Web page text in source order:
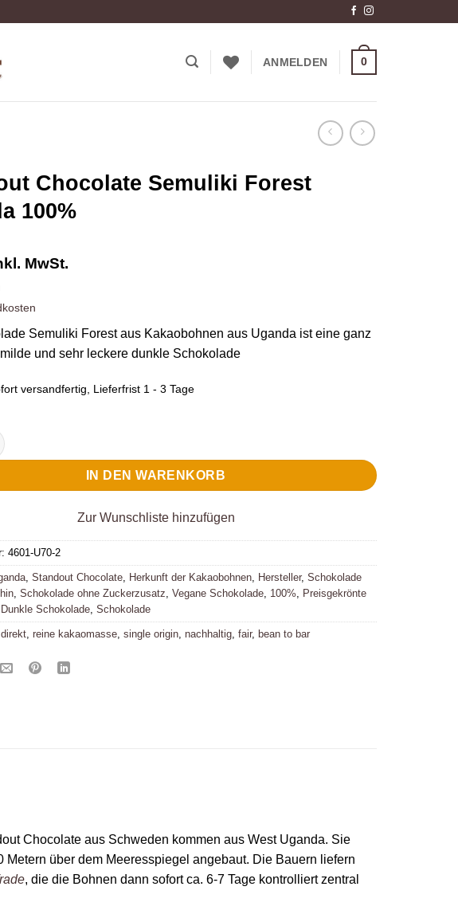
ANMELDEN 0
Chocolate Semuliki Forest
100%
MwSt.
Semuliki Forest aus Kakaobohnen aus Uganda ist eine ganz
und sehr leckere dunkle Schokolade
versandfertig, Lieferfrist 1 - 3 Tage
Semuliki Forest Uganda 100% Menge
IN DEN WARENKORB
Zur Wunschliste hinzufügen
4601-U70-2
Standout Chocolate Herkunft der Kakaobohnen Hersteller, Schokolade
Schokolade ohne Zuckerzusatz Vegane Schokolade 100%
Preisgekrönte
Dunkle Schokolade Schokolade
direkt reine kakaomasse single origin nachhaltig fair, bean to bar
Chocolate aus Schweden kommen aus West Uganda. Sie
über dem Meeresspiegel angebaut. Die Bauern liefern
, die die Bohnen dann sofort ca. 6-7 Tage kontrolliert zentral